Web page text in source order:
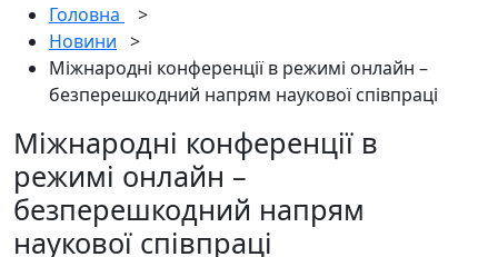
Головна
>
Новини >
Міжнародні конференції в режимі онлайн –
безперешкодний напрям наукової співпраці
Міжнародні конференції в
режимі онлайн –
безперешкодний напрям
наукової співпраці